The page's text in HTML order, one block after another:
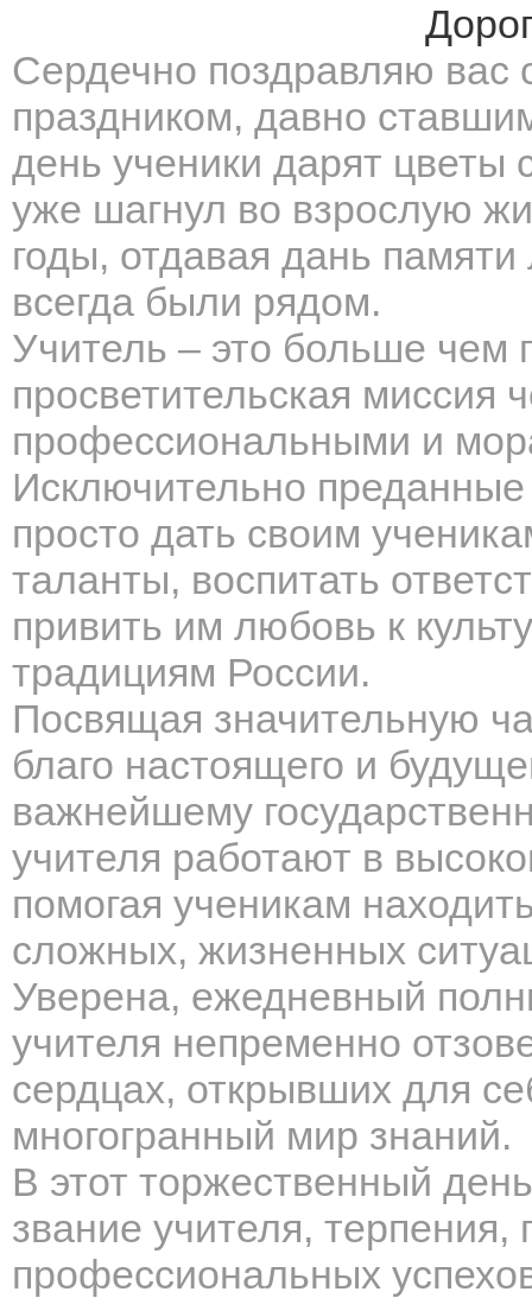
Сердечно поздравляю
праздником, давно
день ученики дарят цветы
уже шагнул во взрослую
годы, отдавая дань
всегда были рядом.
Учитель – это больше чем
просветительская миссия
профессиональными и
Исключительно
просто дать своим
таланты, воспитать
привить им любовь к
традициям России.
Посвящая значительную
благо настоящего и
важнейшему
учителя работают в
помогая ученикам
сложных, жизненных
Уверена, ежедневный
учителя непременно
сердцах, открывших для
многогранный мир знаний.
В этот торжественный
звание учителя, терпения,
профессиональных